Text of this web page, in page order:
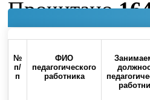
№
п/
п
ФИО
педагогического
работника
Прочитано
изменение
11:14
Наверх